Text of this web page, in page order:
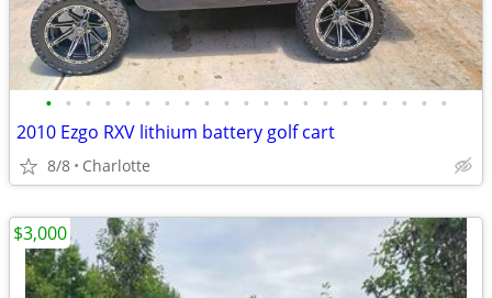
• • • • • • • • • • • • • • • • • • • • •
2010 Ezgo RXV lithium battery golf cart
8/8 Charlotte
$3,000